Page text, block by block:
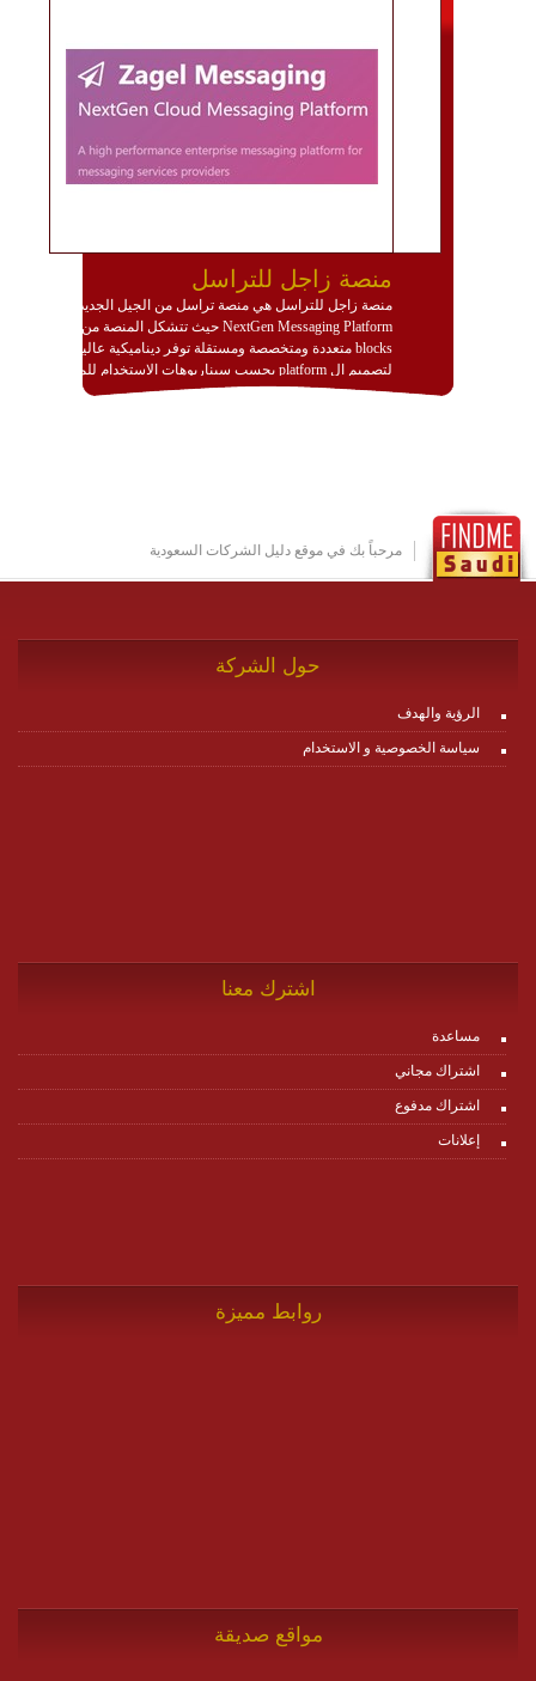
منصة زاجل للتراسل
منصة زاجل للتراسل هي منصة تراسل من الجيل الجديد
NextGen Messaging Platform حيث تتشكل المنصة من
blocks متعددة ومتخصصة ومستقلة توفر ديناميكية عالية
لتصميم ال platform بحسب سيناريوهات الاستخدام للمنصة
وتتوافق مع النشر والاستثمار ضمن بيئة استضافة dedicated
http://www.plutosms.com/zagel
مرحباً بك في موقع دليل الشركات السعودية
حول الشركة
الرؤية والهدف
سياسة الخصوصية و الاستخدام
اشترك معنا
مساعدة
اشتراك مجاني
اشتراك مدفوع
إعلانات
روابط مميزة
مواقع صديقة